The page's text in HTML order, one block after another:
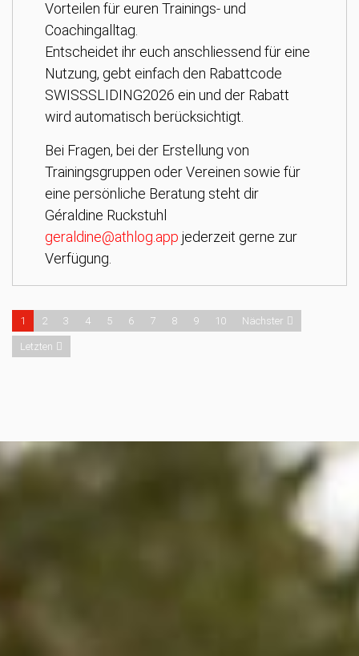
Vorteilen für euren Trainings- und
Coachingalltag.
Entscheidet ihr euch anschliessend für eine
Nutzung, gebt einfach den Rabattcode
SWISSSLIDING2026 ein und der Rabatt
wird automatisch berücksichtigt.
Bei Fragen, bei der Erstellung von
Trainingsgruppen oder Vereinen sowie für
eine persönliche Beratung steht dir
Géraldine Ruckstuhl
geraldine@athlog.app jederzeit gerne zur
Verfügung.
1 2 3 4 5 6 7 8 9 10 Nächster
Letzten